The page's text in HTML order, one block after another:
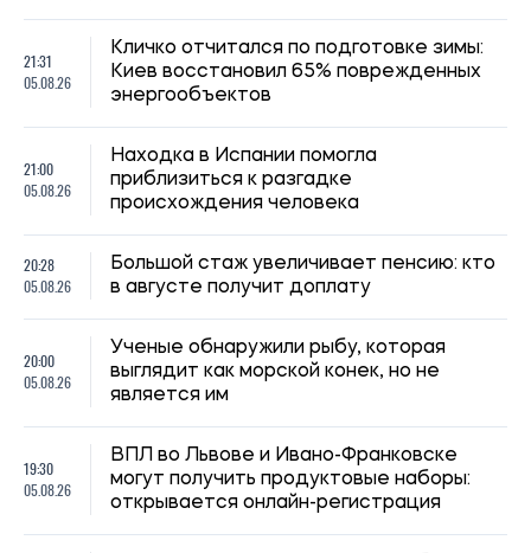
21:31
05.08.26
Кличко отчитался по подготовке зимы:
Киев восстановил 65% поврежденных
энергообъектов
21:00
05.08.26
Находка в Испании помогла
приблизиться к разгадке
происхождения человека
20:28
05.08.26
Большой стаж увеличивает пенсию: кто
в августе получит доплату
20:00
05.08.26
Ученые обнаружили рыбу, которая
выглядит как морской конек, но не
является им
19:30
05.08.26
ВПЛ во Львове и Ивано-Франковске
могут получить продуктовые наборы:
открывается онлайн-регистрация